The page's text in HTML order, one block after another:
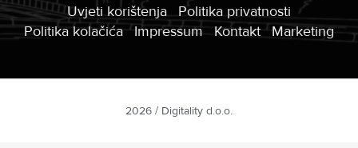
Uvjeti korištenja
Politika privatnosti
Politika kolačića
Impressum Kontakt Marketing
2026 / Digitality d.o.o.